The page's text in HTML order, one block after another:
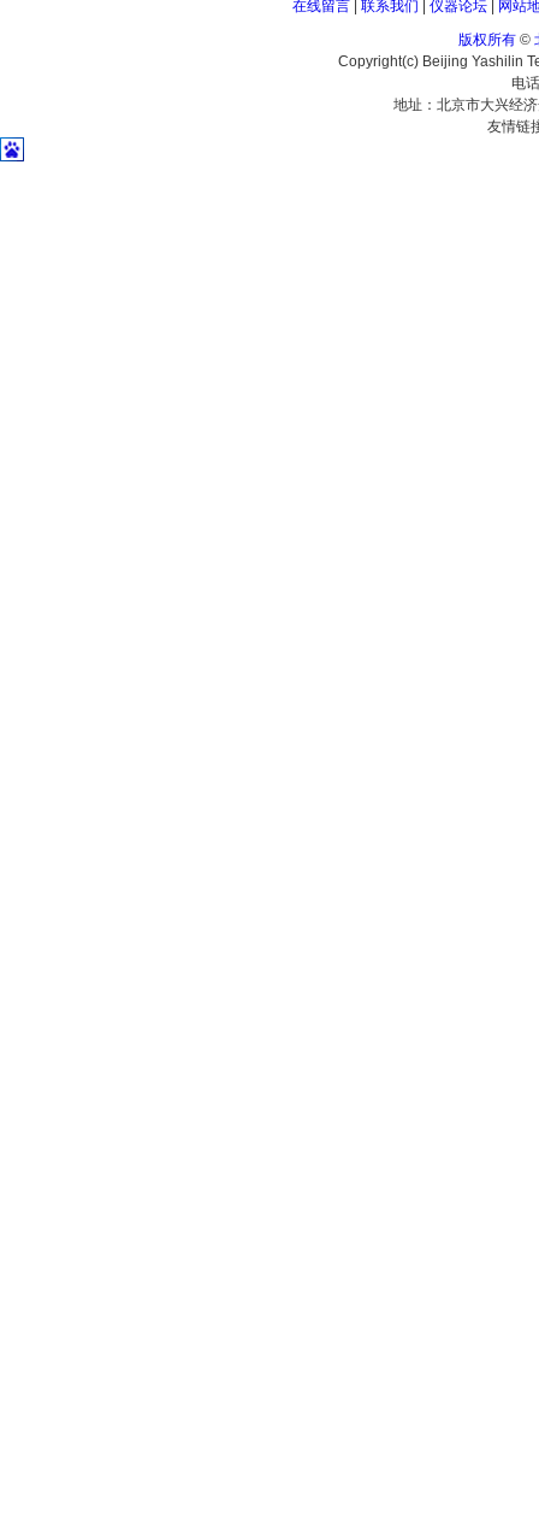
在线留言| 联系我们 仪器论坛|
网站
版权所有©
Copyright(c) Beijing Yashilin
电
地址：北京市大兴经
友情链